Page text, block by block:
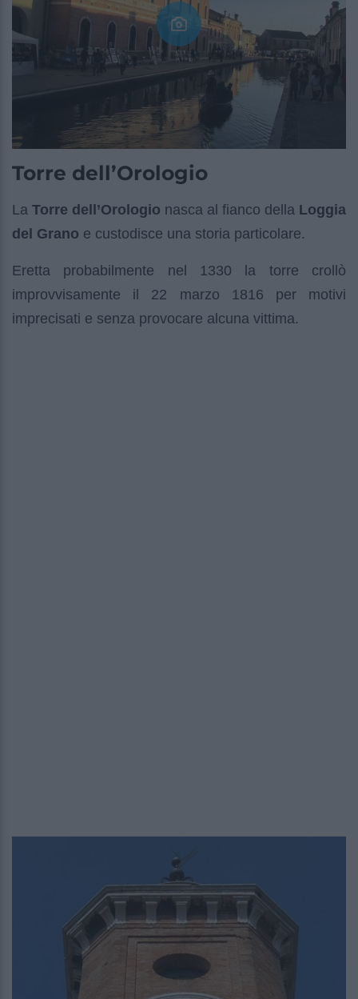
Torre dell’Orologio
La Torre dell’Orologio nasca al fianco della Loggia
del Grano e custodisce una storia particolare.
Eretta probabilmente nel 1330 la torre crollò
improvvisamente il 22 marzo 1816 per motivi
imprecisati e senza provocare alcuna vittima.